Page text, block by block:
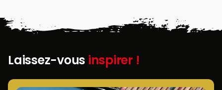
Laissez-vous inspirer !